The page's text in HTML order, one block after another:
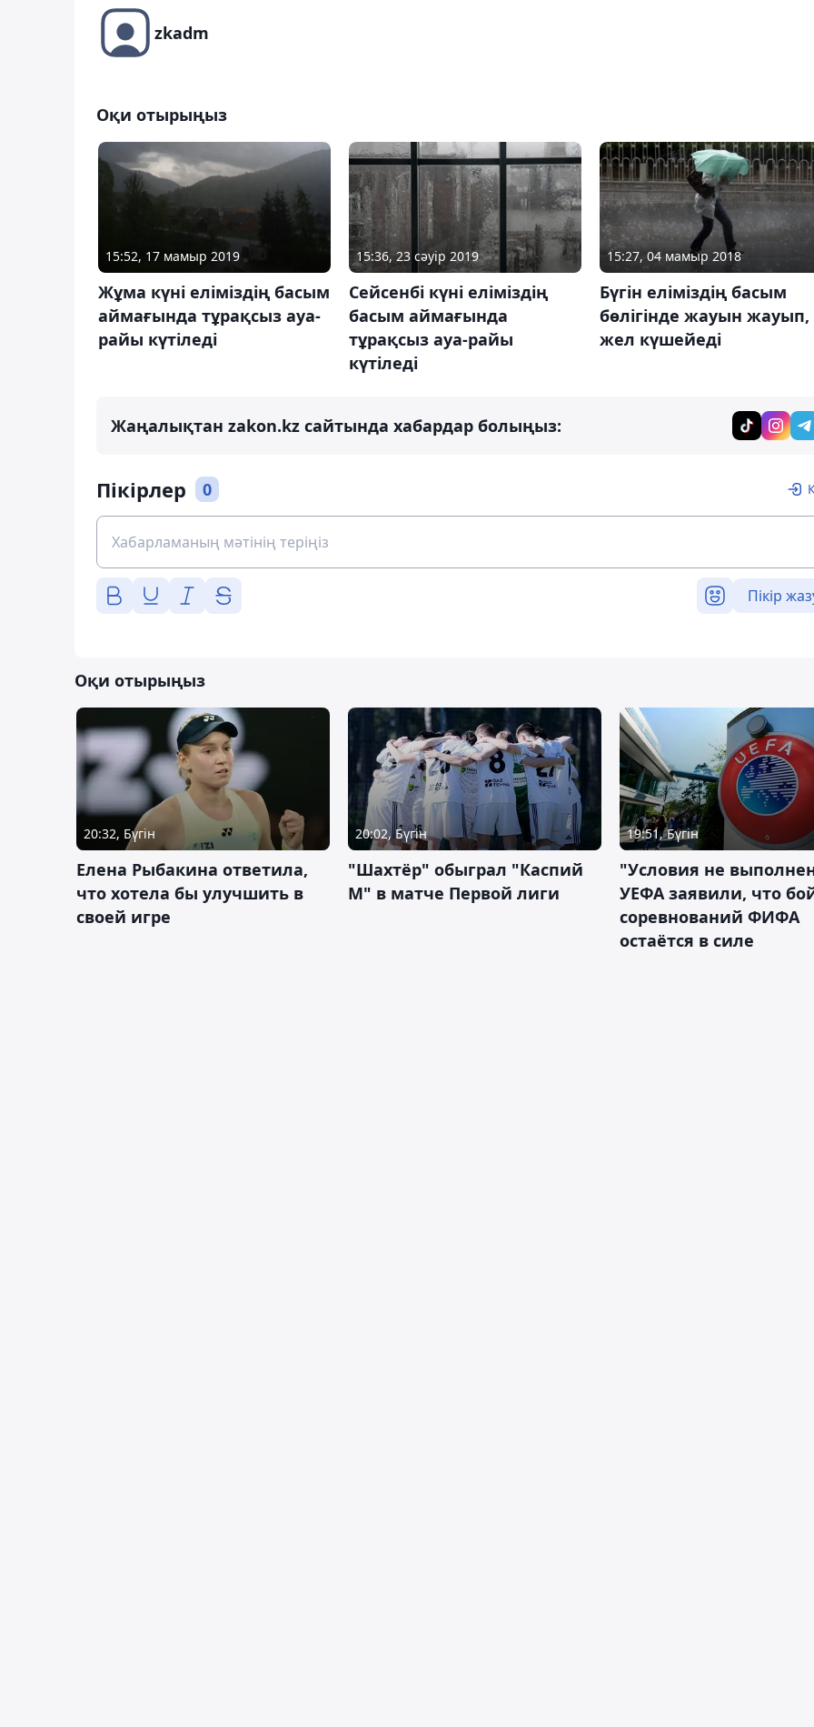
zkadm
Оқи отырыңыз
15:52, 17 мамыр 2019
Жұма күні еліміздің басым
аймағында тұрақсыз ауа-
райы күтіледі
15:36, 23 сәуір 2019
Сейсенбі күні еліміздің
басым аймағында
тұрақсыз ауа-райы
күтіледі
15:27, 04 мамыр 2018
Бүгін еліміздің басым
бөлігінде жауын жауып,
жел күшейеді
Жаңалықтан zakon.kz сайтында хабардар болыңыз:
Пікірлер 0
Пікір
Оқи отырыңыз
20:32, Бүгін
Елена Рыбакина ответила,
что хотела бы улучшить в
своей игре
20:02, Бүгін
"Шахтёр" обыграл "Каспий
М" в матче Первой лиги
19:51, Бүгін
"Условия не
УЕФА заявили, что
соревнований ФИФА
остаётся в силе